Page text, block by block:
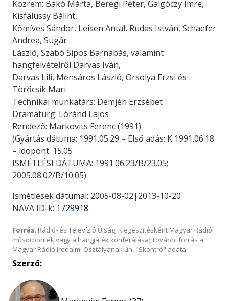
Közrem: Bakó Márta, Beregi Péter, Galgóczy Imre,
Kisfalussy Bálint,
Kőmíves Sándor, Leisen Antal, Rudas István, Schaefer
Andrea, Sugár
László, Szabó Sipos Barnabás, valamint
hangfelvételről Darvas Iván,
Darvas Lili, Mensáros László, Orsolya Erzsi és
Törőcsik Mari
Technikai munkatárs: Demjén Erzsébet
Dramaturg: Lóránd Lajos
Rendező: Markovits Ferenc (1991)
(Gyártás dátuma: 1991.05.29 – Első adás: K 1991.06.18
– idöpont: 15.05
ISMÉTLÉSI DÁTUMA: 1991.06.23/B/23.05;
2005.08.02/B/10.05)
Ismétlések dátumai: 2005-08-02|2013-10-20
NAVA ID-k: 1729918
Forrás: Rádió- és Televízió Újság; Kiegészítésként Magyar Rádió
műsorboríték vagy a hangjáték konferálása; További forrás a
Magyar Rádió Irodalmi Osztályának ún. "Skontró" adatai
Szerző: